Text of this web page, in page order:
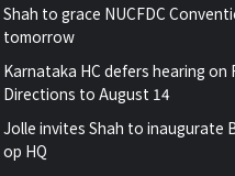
Shah to grace NUCFDC
tomorrow
Karnataka HC defers hearing on
Directions to August 14
Jolle invites Shah to inaugurate
op HQ